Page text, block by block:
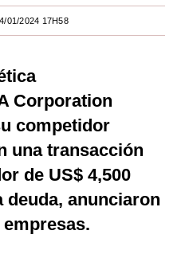
01/2024 17H58
Corporation
competidor
una transacción
de US$ 4,500
anunciaron